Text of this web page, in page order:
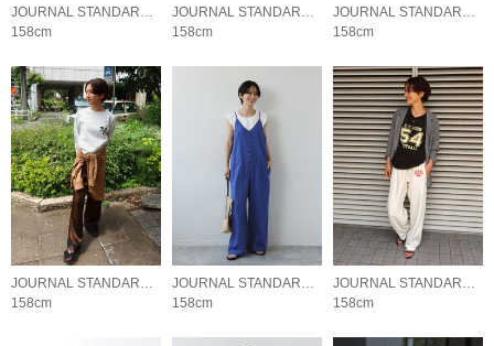
JOURNAL STANDARD relume LADYS
158cm
JOURNAL STANDARD relume LADYS
158cm
JOURNAL STANDARD relume LADYS
158cm
JOURNAL STANDARD relume LADYS
158cm
JOURNAL STANDARD relume LADYS
158cm
JOURNAL STANDARD relume LADYS
158cm